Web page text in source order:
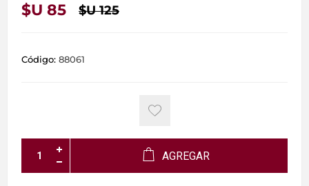
$U 85 $U 125
Código: 88061
AGREGAR